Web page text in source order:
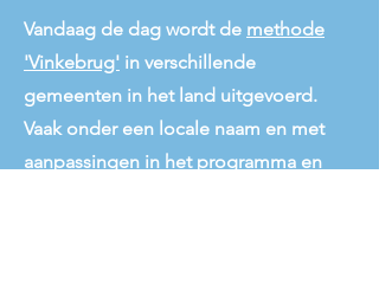
Vandaag de dag wordt de methode
'Vinkebrug' in verschillende
gemeenten in het land uitgevoerd.
Vaak onder een locale naam en met
aanpassingen in het programma en